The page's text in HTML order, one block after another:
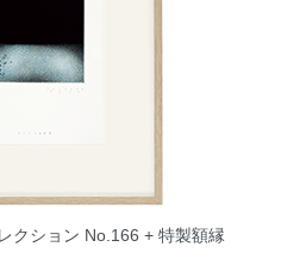
クション No.166 + 特製額縁